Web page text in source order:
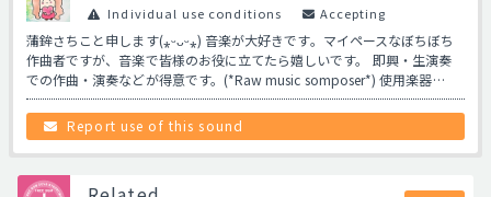
Individual use conditions Accepting
蒲鉾さちこと申します(⁎ᵕᴗᵕ⁎) 音楽が大好きです。マイペースなぼちぼち
作曲者ですが、音楽で皆様のお役に立てたら嬉しいです。 即興・生演奏
での作曲・演奏などが得意です。(*Raw music somposer*) 使用楽器…
Report use of this sound